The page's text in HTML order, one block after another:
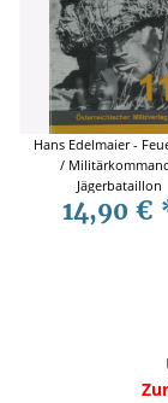
Hans Edelmaier -
/
Jägerbataillon
14,90 €